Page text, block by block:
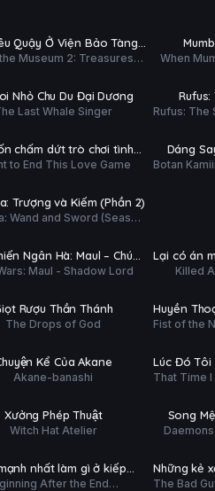
Quậy Ở Viện Bảo Tàng
Kim Tự Tháp
Museum 2: Treasures
ĐỀ
When
Nhỏ Chu Du Đại Dương
Last Whale Singer
ĐỀ
Trailer
Rufus:
Rufus: The
chấm dứt trò chơi tình
to End This Love Game
HD
ĐỀ
Hoàn tất (12/12)
Dáng
Botan
Trượng và Kiếm (Phần 2)
Wand and Sword (Season
ĐỀ
Hoàn tất (12/12)
Ngân Hà: Maul – Chúa
Tối Maul - Shadow Lord
HD
ĐỀ
Hoàn tất (12/12)
Lại có án
thám tử.
Killed
Rượu Thần Thánh
The Drops of God
HD
Tập 7/12
Huyền
Fist of the
Kể Của Akane
Akane-banashi
HD
Tập 13/24
Lúc Đó Tôi
Slime
That Time I
Xưởng Phép Thuật
Witch Hat Atelier
HD
Tập 15/24
Song
nhất làm gì ở kiếp
(Phần 2)After the End
HD
ĐỀ
Hoàn tất (10/10)
Những kẻ
2)
The Bad